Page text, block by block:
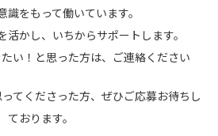
識をもって働いています。
活かし、いちからサポートします。
い！と思った方は、ご連絡ください
てくださった方、ぜひご応募お待ちし
ております。